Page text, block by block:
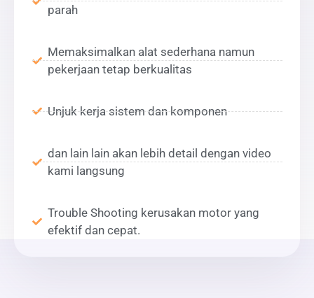
parah
Memaksimalkan alat sederhana namun
pekerjaan tetap berkualitas
Unjuk kerja sistem dan komponen
dan lain lain akan lebih detail dengan video
kami langsung
Trouble Shooting kerusakan motor yang
efektif dan cepat.